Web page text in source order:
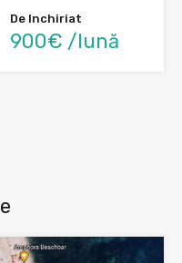
De Inchiriat
900€ /lună